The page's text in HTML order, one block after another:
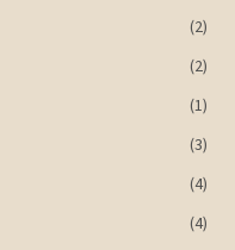
(2)
(2)
(1)
(3)
(4)
(4)